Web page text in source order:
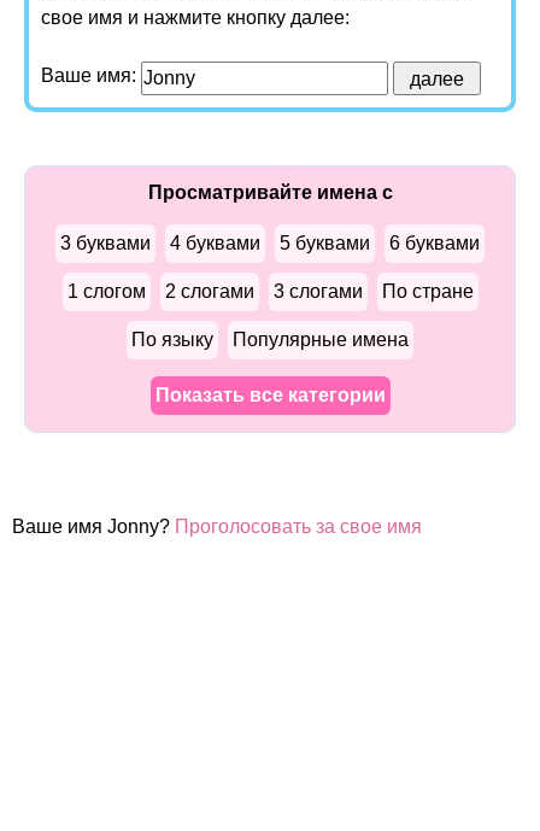
свое имя и нажмите кнопку далее:
Ваше имя:
Просматривайте имена с
3 буквами 4 буквами 5 буквами 6 буквами
1 слогом 2 слогами 3 слогами По стране
По языку Популярные имена
Показать все категории
Ваше имя Jonny? Проголосовать за свое имя